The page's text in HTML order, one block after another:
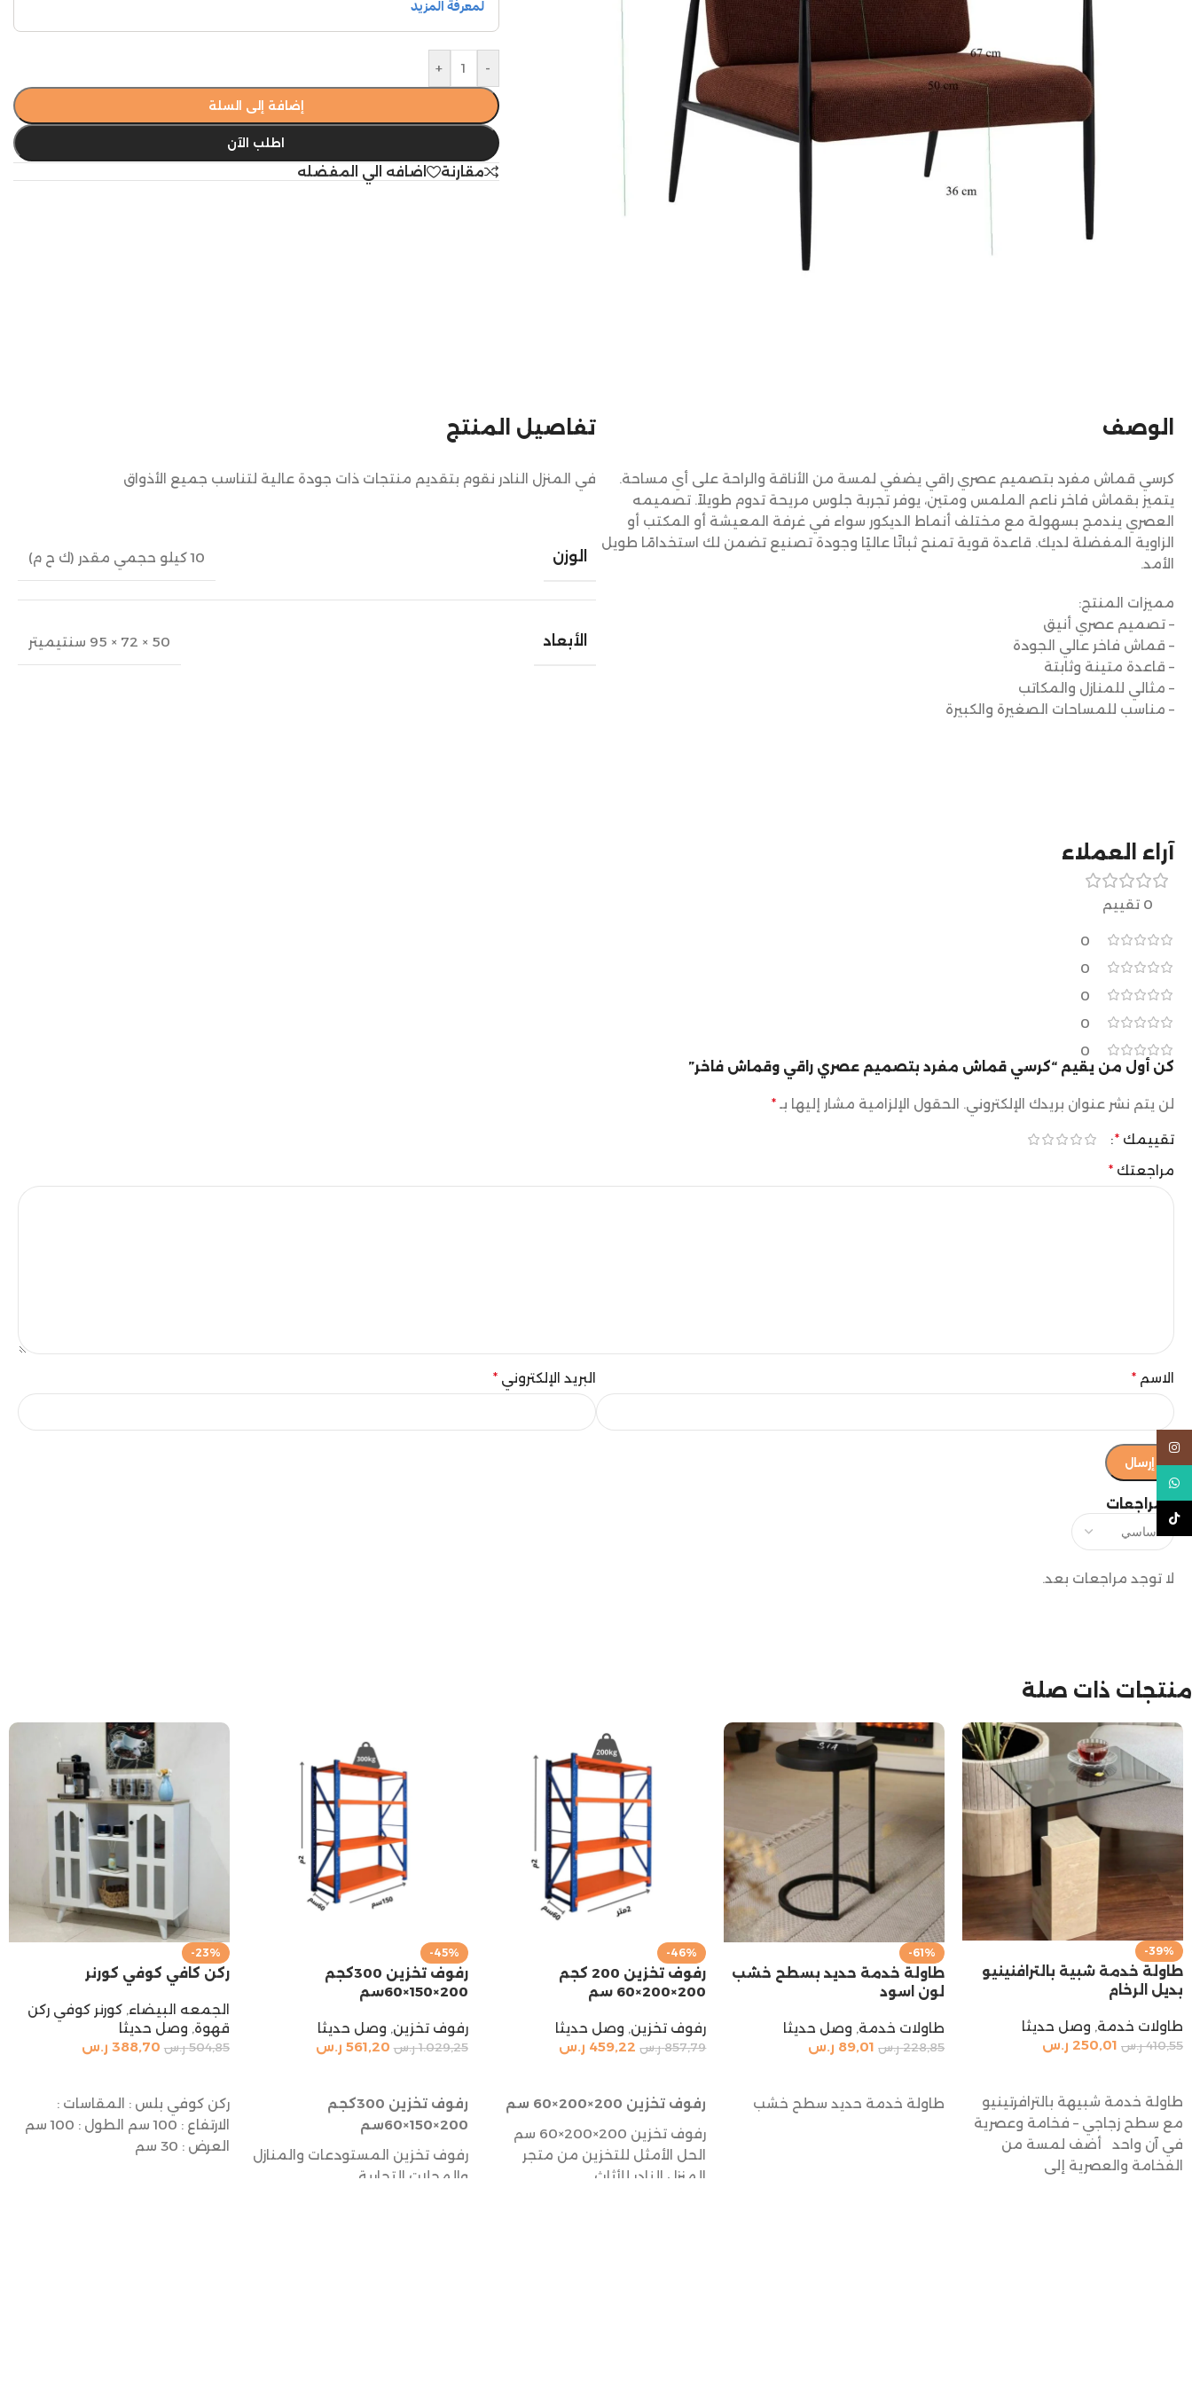
-
+
إضافة إلى السلة
اطلب الآن
مقارنة اضافه الي المفضله
تفاصيل المنتج
في المنزل النادر نقوم بتقديم منتجات ذات جودة عالية لتناسب جميع الأذواق
الوزن 10 كيلو حجمي مقدر (ك ح م)
الأبعاد 50 × 72 × 95 سنتيميتر
الوصف
كرسي قماش مفرد بتصميم عصري راقي يضفي لمسة من الأناقة والراحة على أي مساحة.
يتميز بقماش فاخر ناعم الملمس ومتين، يوفر تجربة جلوس مريحة تدوم طويلاً. تصميمه
العصري يندمج بسهولة مع مختلف أنماط الديكور سواء في غرفة المعيشة أو المكتب أو
الزاوية المفضلة لديك. قاعدة قوية تمنح ثباتًا عاليًا وجودة تصنيع تضمن لك استخدامًا طويل
الأمد.
مميزات المنتج:
– تصميم عصري أنيق
– قماش فاخر عالي الجودة
– قاعدة متينة وثابتة
– مثالي للمنازل والمكاتب
– مناسب للمساحات الصغيرة والكبيرة
آراء العملاء
0 تقييم
0
0
0
0
0
المراجعات
لا توجد مراجعات بعد.
كن أول من يقيم “كرسي قماش مفرد بتصميم عصري راقي وقماش فاخر”
لن يتم نشر عنوان بريدك الإلكتروني. الحقول الإلزامية مشار إليها بـ *
تقييمك *
مراجعتك *
الاسم * البريد الإلكتروني *
منتجات ذات صلة
-39%
طاولة خدمة شبية بالترافنينيو
بديل الرخام
طاولات خدمة, وصل حديثا
410,55 ر.س 250,01 ر.س
طاولة خدمة شبيهة بالترافرتينيو
مع سطح زجاجي – فخامة وعصرية
في آن واحد أضف لمسة من
الفخامة والعصرية إلى
-61%
طاولة خدمة حديد بسطح خشب
لون اسود
طاولات خدمة, وصل حديثا
228,85 ر.س 89,01 ر.س
طاولة خدمة حديد سطح خشب
-46%
رفوف تخزين 200 كجم
200×200×60 سم
رفوف تخزين, وصل حديثا
857,79 ر.س 459,22 ر.س
رفوف تخزين 200×200×60 سم
رفوف تخزين 200×200×60 سم
الحل الأمثل للتخزين من متجر
المنزل النادر للأثاث
-45%
رفوف تخزين 300كجم
200×150×60سم
رفوف تخزين, وصل حديثا
1.029,25 ر.س 561,20 ر.س
رفوف تخزين 300كجم
200×150×60سم
رفوف تخزين المستودعات والمنازل
والمحلات التجارية
-23%
ركن كافي كوفي كورنر
الجمعه البيضاء, كورنر كوفي ركن
قهوة, وصل حديثا
504,85 ر.س 388,70 ر.س
ركن كوفي بلس : المقاسات :
الارتفاع : 100 سم الطول : 100 سم
العرض : 30 سم
Instagram
WhatsApp
TikTok